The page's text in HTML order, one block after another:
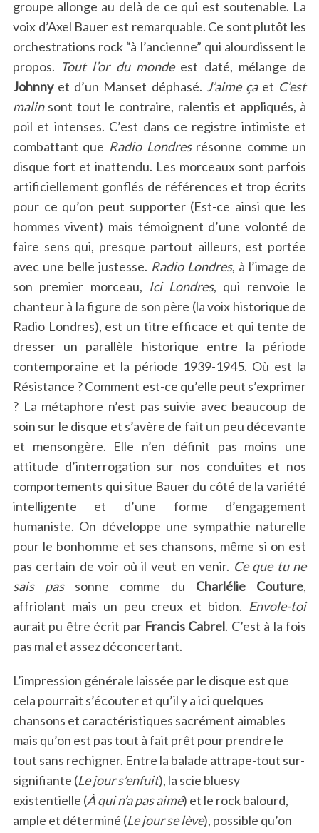
groupe allonge au delà de ce qui est soutenable. La
voix d’Axel Bauer est remarquable. Ce sont plutôt les
orchestrations rock “à l’ancienne” qui alourdissent le
propos. Tout l’or du mondeest daté, mélange de
Johnnyet d’un Manset déphasé. J’aime çaet C’est
malinsont tout le contraire, ralentis et appliqués, à
poil et intenses. C’est dans ce registre intimiste et
combattant que Radio Londresrésonne comme un
disque fort et inattendu. Les morceaux sont parfois
artificiellement gonflés de références et trop écrits
pour ce qu’on peut supporter (Est-ce ainsi que les
hommes vivent) mais témoignent d’une volonté de
faire sens qui, presque partout ailleurs, est portée
avec une belle justesse. Radio Londres, à l’image de
son premier morceau, Ici Londres, qui renvoie le
chanteur à la figure de son père (la voix historique de
Radio Londres), est un titre efficace et qui tente de
dresser un parallèle historique entre la période
contemporaine et la période 1939-1945. Où est la
Résistance ? Comment est-ce qu’elle peut s’exprimer
? La métaphore n’est pas suivie avec beaucoup de
soin sur le disque et s’avère de fait un peu décevante
et mensongère. Elle n’en définit pas moins une
attitude d’interrogation sur nos conduites et nos
comportements qui situe Bauer du côté de la variété
intelligente et d’une forme d’engagement
humaniste. On développe une sympathie naturelle
pour le bonhomme et ses chansons, même si on est
pas certain de voir où il veut en venir. Ce que tu ne
sais passonne comme du Charlélie Couture,
affriolant mais un peu creux et bidon. Envole-toi
aurait pu être écrit par Francis Cabrel. C’est à la fois
pas mal et assez déconcertant.
L’impression générale laissée par le disque est que
cela pourrait s’écouter et qu’il y a ici quelques
chansons et caractéristiques sacrément aimables
mais qu’on est pas tout à fait prêt pour prendre le
tout sans rechigner. Entre la balade attrape-tout sur-
signifiante (Le jour s’enfuit), la scie bluesy
existentielle (À qui n’a pas aimé) et le rock balourd,
ample et déterminé (Le jour se lève), possible qu’on